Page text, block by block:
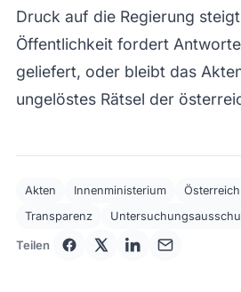
Druck auf die Regierung
Öffentlichkeit fordert
geliefert, oder bleibt das
ungelöstes Rätsel der
Akten Innenministerium Österreich
Transparenz
Teilen